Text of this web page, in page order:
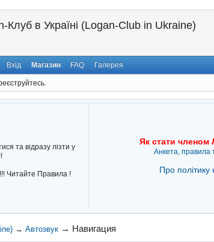
Клуб в Україні (Logan-Club in Ukraine)
Вхід Магазин FAQ Галерея
та відразу лізти у
Читайте Правила !
Як стати членом
Анкета, правила
Про
→ Автозвук → Навигация